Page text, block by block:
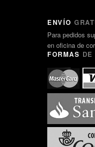
ENVÍO
Para pedidos
en oficina de
FORMAS DE